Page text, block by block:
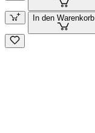
In den Warenkorb